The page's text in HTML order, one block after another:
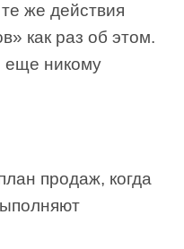
же действия
как раз об этом.
еще никому
продаж, когда